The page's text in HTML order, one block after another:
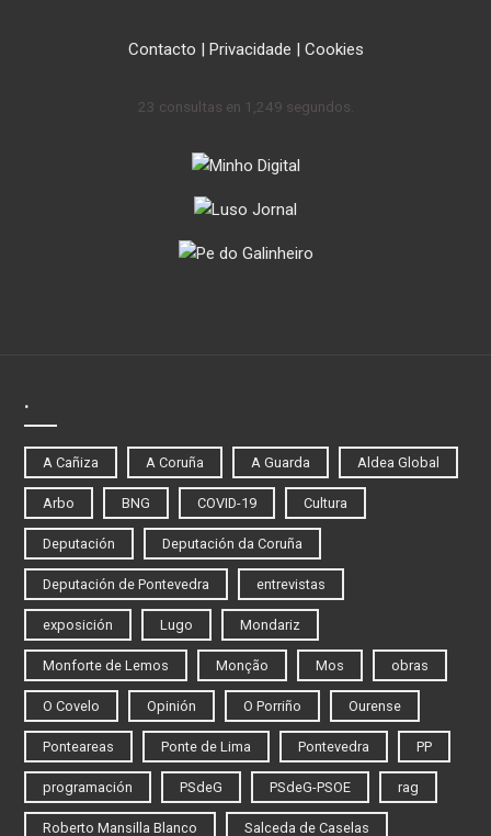
Contacto | Privacidade | Cookies
23 consultas en 1,249 segundos.
.
A Cañiza A Coruña A Guarda Aldea Global
Arbo BNG COVID-19 Cultura
Deputación Deputación da Coruña
Deputación de Pontevedra entrevistas
exposición Lugo Mondariz
Monforte de Lemos Monção Mos obras
O Covelo Opinión O Porriño Ourense
Ponteareas Ponte de Lima Pontevedra PP
programación PSdeG PSdeG-PSOE rag
Roberto Mansilla Blanco Salceda de Caselas